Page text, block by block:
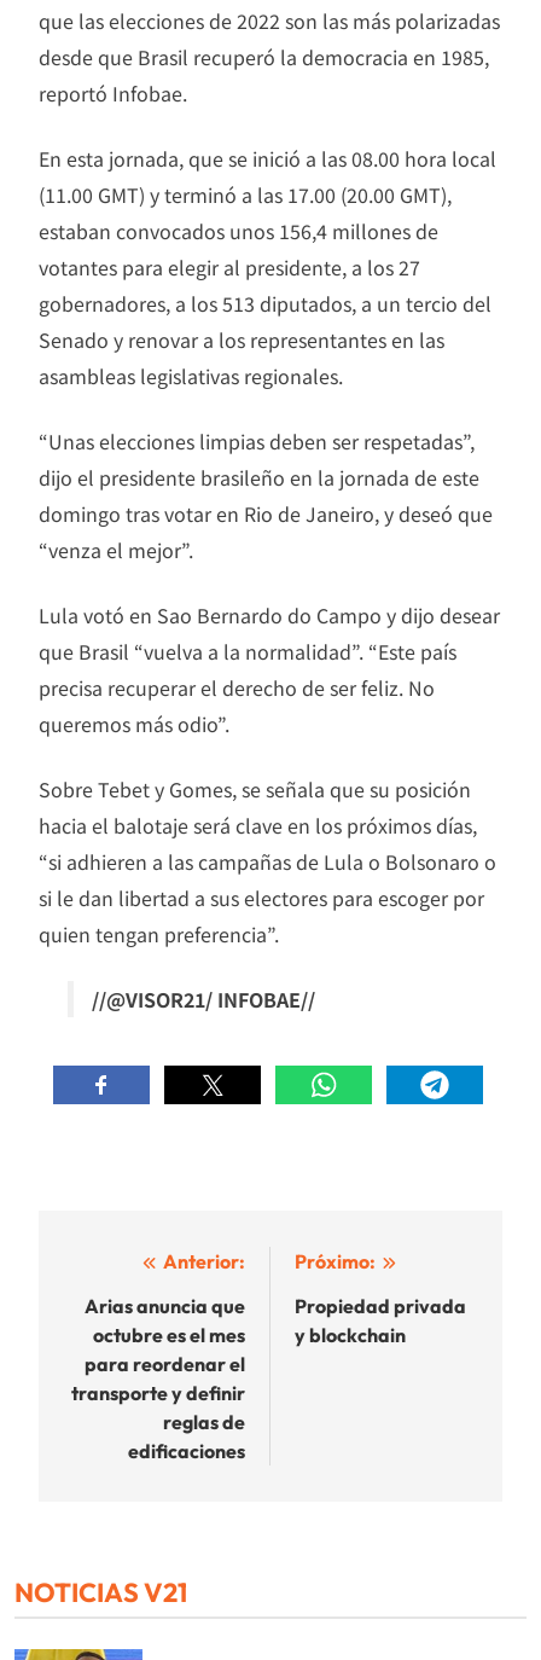
que las elecciones de 2022 son las más polarizadas
desde que Brasil recuperó la democracia en 1985,
reportó Infobae.
En esta jornada, que se inició a las 08.00 hora local
(11.00 GMT) y terminó a las 17.00 (20.00 GMT),
estaban convocados unos 156,4 millones de
votantes para elegir al presidente, a los 27
gobernadores, a los 513 diputados, a un tercio del
Senado y renovar a los representantes en las
asambleas legislativas regionales.
“Unas elecciones limpias deben ser respetadas”,
dijo el presidente brasileño en la jornada de este
domingo tras votar en Rio de Janeiro, y deseó que
“venza el mejor”.
Lula votó en Sao Bernardo do Campo y dijo desear
que Brasil “vuelva a la normalidad”. “Este país
precisa recuperar el derecho de ser feliz. No
queremos más odio”.
Sobre Tebet y Gomes, se señala que su posición
hacia el balotaje será clave en los próximos días,
“si adhieren a las campañas de Lula o Bolsonaro o
si le dan libertad a sus electores para escoger por
quien tengan preferencia”.
//@VISOR21/ INFOBAE//
Navegación
de
entradas
Anterior:
Arias anuncia que
octubre es el mes
para reordenar el
transporte y definir
reglas de
edificaciones
Próximo:
Propiedad privada
y blockchain
NOTICIAS V21